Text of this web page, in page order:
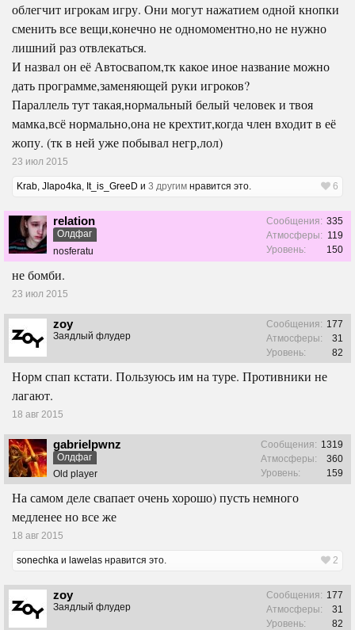
облегчит игрокам игру. Они могут нажатием одной кнопки
сменить все вещи,конечно не одномоментно,но не нужно
лишний раз отвлекаться.
И назвал он её Автосвапом,тк какое иное название можно
дать программе,заменяющей руки игроков?
Параллель тут такая,нормальный белый человек и твоя
мамка,всё нормально,она не крехтит,когда член входит в её
жопу. (тк в ней уже побывал негр,лол)
23 июл 2015
Krab, JIapo4ka, It_is_GreeD и 3 другим нравится это. 6
relation
Олдфаг
nosferatu
Сообщения: 335
Атмосферы: 119
Уровень:
150
не бомби.
23 июл 2015
zoy
Заядлый флудер
Сообщения: 177
Атмосферы:
31
Уровень:
82
Норм спап кстати. Пользуюсь им на туре. Противники не
лагают.
18 авг 2015
gabrielpwnz
Олдфаг
Old player
Сообщения: 1319
Атмосферы:
360
Уровень:
159
На самом деле свапает очень хорошо) пусть немного
медленее но все же
18 авг 2015
sonechka и lawelas нравится это. 2
zoy
Заядлый флудер
Сообщения: 177
Атмосферы:
31
Уровень:
82